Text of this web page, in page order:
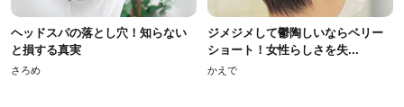
ヘッドスパの落とし穴！知らない
と損する真実
さろめ
ジメジメして鬱陶しいならベリー
ショート！女性らしさを失...
かえで